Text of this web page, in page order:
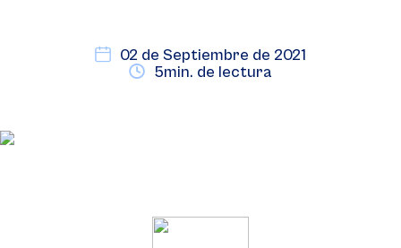
02 de Septiembre de 2021
5min. de lectura